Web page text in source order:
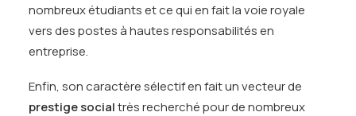
nombreux étudiants et ce qui en fait la voie royale
vers des postes à hautes responsabilités en
entreprise.
Enfin, son caractère sélectif en fait un vecteur de
prestige socialtrès recherché pour de nombreux